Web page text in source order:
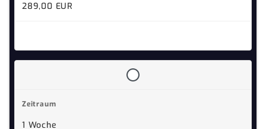
289,00 EUR
1 Woche